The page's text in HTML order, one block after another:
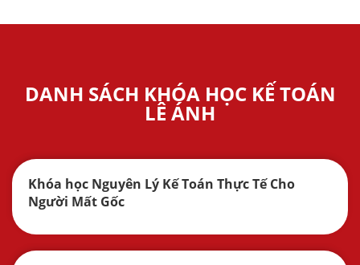
DANH SÁCH KHÓA HỌC KẾ TOÁN
LÊ ÁNH
Khóa học Nguyên Lý Kế Toán Thực Tế Cho
Người Mất Gốc